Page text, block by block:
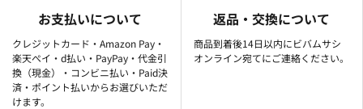
お支払いについて
クレジットカード・Amazon Pay・
楽天ぺイ・d払い・PayPay・代金引
換（現金）・コンビニ払い・Paid決
済・ポイント払いからお選びいただ
けます。
返品・交換について
商品到着後14日以内にビバムサシ
オンライン宛てにご連絡ください。